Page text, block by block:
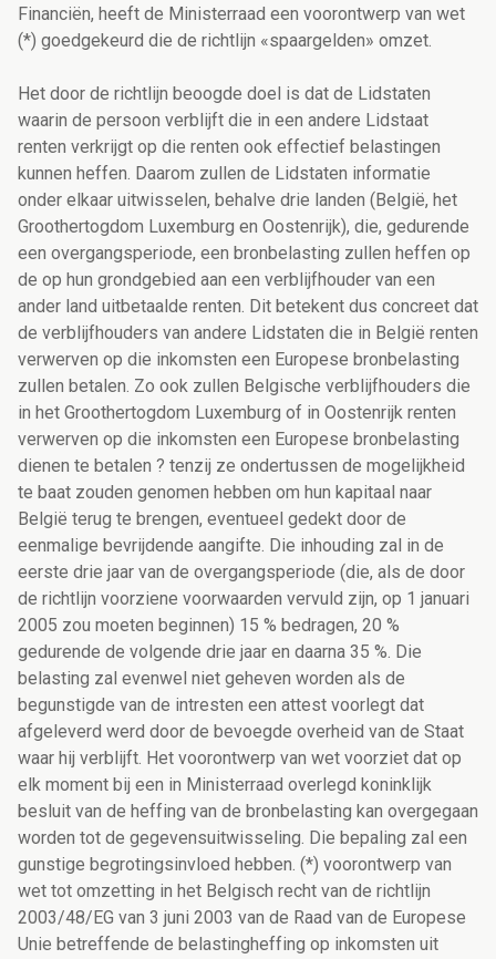
Financiën, heeft de Ministerraad een voorontwerp van wet
(*) goedgekeurd die de richtlijn «spaargelden» omzet.
Het door de richtlijn beoogde doel is dat de Lidstaten
waarin de persoon verblijft die in een andere Lidstaat
renten verkrijgt op die renten ook effectief belastingen
kunnen heffen. Daarom zullen de Lidstaten informatie
onder elkaar uitwisselen, behalve drie landen (België, het
Groothertogdom Luxemburg en Oostenrijk), die, gedurende
een overgangsperiode, een bronbelasting zullen heffen op
de op hun grondgebied aan een verblijfhouder van een
ander land uitbetaalde renten. Dit betekent dus concreet dat
de verblijfhouders van andere Lidstaten die in België renten
verwerven op die inkomsten een Europese bronbelasting
zullen betalen. Zo ook zullen Belgische verblijfhouders die
in het Groothertogdom Luxemburg of in Oostenrijk renten
verwerven op die inkomsten een Europese bronbelasting
dienen te betalen ? tenzij ze ondertussen de mogelijkheid
te baat zouden genomen hebben om hun kapitaal naar
België terug te brengen, eventueel gedekt door de
eenmalige bevrijdende aangifte. Die inhouding zal in de
eerste drie jaar van de overgangsperiode (die, als de door
de richtlijn voorziene voorwaarden vervuld zijn, op 1 januari
2005 zou moeten beginnen) 15 % bedragen, 20 %
gedurende de volgende drie jaar en daarna 35 %. Die
belasting zal evenwel niet geheven worden als de
begunstigde van de intresten een attest voorlegt dat
afgeleverd werd door de bevoegde overheid van de Staat
waar hij verblijft. Het voorontwerp van wet voorziet dat op
elk moment bij een in Ministerraad overlegd koninklijk
besluit van de heffing van de bronbelasting kan overgegaan
worden tot de gegevensuitwisseling. Die bepaling zal een
gunstige begrotingsinvloed hebben. (*) voorontwerp van
wet tot omzetting in het Belgisch recht van de richtlijn
2003/48/EG van 3 juni 2003 van de Raad van de Europese
Unie betreffende de belastingheffing op inkomsten uit